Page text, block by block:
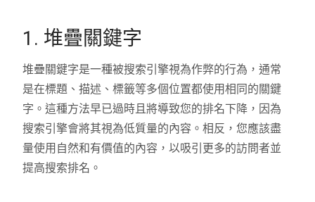
1. 堆疊關鍵字
堆疊關鍵字是一種被搜索引擎視為作弊的行為，通常
是在標題、描述、標籤等多個位置都使用相同的關鍵
字。這種方法早已過時且將導致您的排名下降，因為
搜索引擎會將其視為低質量的內容。相反，您應該盡
量使用自然和有價值的內容，以吸引更多的訪問者並
提高搜索排名。